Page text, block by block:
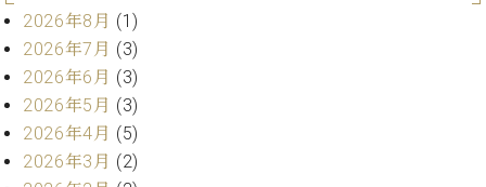
グ
ラ
ン
ド
ピ
ア
ノ
実
績
ホ
ー
ル・
ス
理
店
主
催
イ
ベ
ヒ
シ
ュ
タ
イ
・
セ
ン
2026年8月 (1)
2026年7月 (3)
2026年6月 (3)
2026年5月 (3)
2026年4月 (5)
2026年3月 (2)